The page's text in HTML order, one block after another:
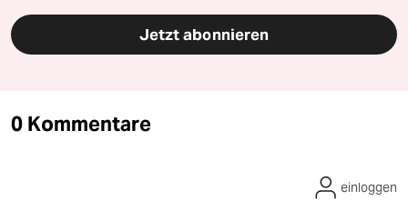
Jetzt abonnieren
0 Kommentare
einloggen